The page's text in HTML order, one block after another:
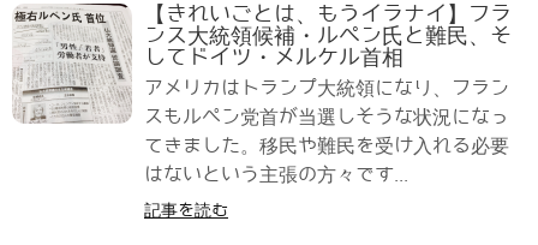
【きれいごとは、もうイラナイ】フラ
ンス大統領候補・ルペン氏と難民、そ
してドイツ・メルケル首相
アメリカはトランプ大統領になり、フラン
スもルペン党首が当選しそうな状況になっ
てきました。移民や難民を受け入れる必要
はないという主張の方々です...
記事を読む